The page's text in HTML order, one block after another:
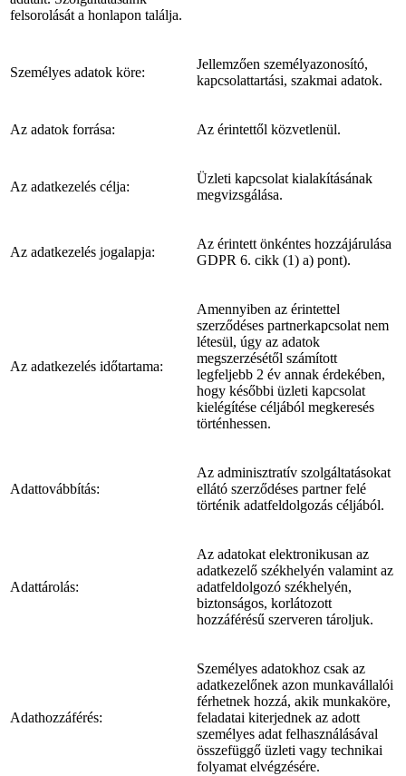
felsorolását a honlapon találja.
Személyes adatok köre:
Jellemzően személyazonosító,
kapcsolattartási, szakmai adatok.
Az adatok forrása: Az érintettől közvetlenül.
Az adatkezelés célja:
Üzleti kapcsolat kialakításának
megvizsgálása.
Az adatkezelés jogalapja:
Az érintett önkéntes hozzájárulása
GDPR 6. cikk (1) a) pont).
Az adatkezelés időtartama:
Amennyiben az érintettel
szerződéses partnerkapcsolat nem
létesül, úgy az adatok
megszerzésétől számított
legfeljebb 2 év annak érdekében,
hogy későbbi üzleti kapcsolat
kielégítése céljából megkeresés
történhessen.
Adattovábbítás:
Az adminisztratív szolgáltatásokat
ellátó szerződéses partner felé
történik adatfeldolgozás céljából.
Adattárolás:
Az adatokat elektronikusan az
adatkezelő székhelyén valamint az
adatfeldolgozó székhelyén,
biztonságos, korlátozott
hozzáférésű szerveren tároljuk.
Adathozzáférés:
Személyes adatokhoz csak az
adatkezelőnek azon munkavállalói
férhetnek hozzá, akik munkaköre,
feladatai kiterjednek az adott
személyes adat felhasználásával
összefüggő üzleti vagy technikai
folyamat elvégzésére.